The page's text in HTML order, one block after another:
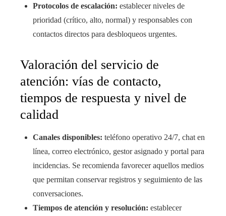
Protocolos de escalación: establecer niveles de
prioridad (crítico, alto, normal) y responsables con
contactos directos para desbloqueos urgentes.
Valoración del servicio de
atención: vías de contacto,
tiempos de respuesta y nivel de
calidad
Canales disponibles: teléfono operativo 24/7, chat en
línea, correo electrónico, gestor asignado y portal para
incidencias. Se recomienda favorecer aquellos medios
que permitan conservar registros y seguimiento de las
conversaciones.
Tiempos de atención y resolución: establecer